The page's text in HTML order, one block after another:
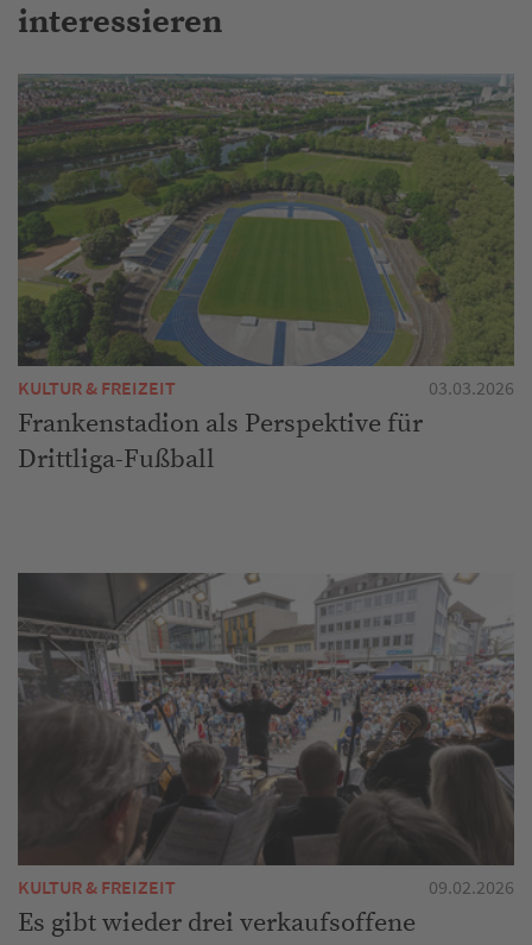
interessieren
KULTUR & FREIZEIT 03.03.2026
Frankenstadion als Perspektive für
Drittliga-Fußball
KULTUR & FREIZEIT 09.02.2026
Es gibt wieder drei verkaufsoffene